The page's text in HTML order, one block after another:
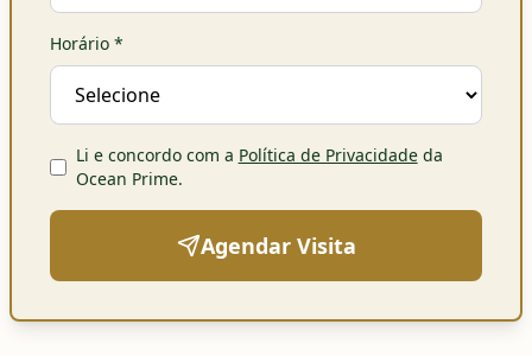
Horário *
Li e concordo com a Política de Privacidadeda
Ocean Prime.
Agendar Visita